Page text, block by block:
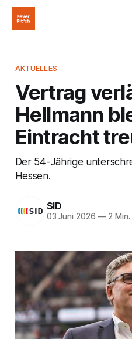
AKTUELLES
Vertrag
Hellmann
Eintracht
Der 54-Jährige
Hessen.
SID
03 Juni 2026 —2 Min.